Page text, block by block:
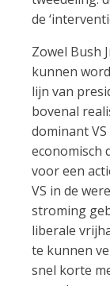
de
Zowel Bush
kunnen
lijn van
bovenal
dominant
economisch
voor een
VS in de
stroming
liberale
te kunnen
snel korte